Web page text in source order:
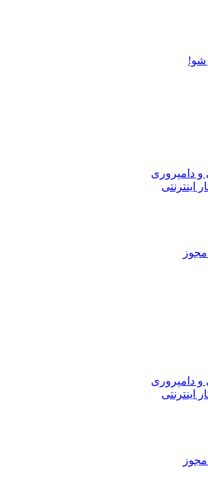
دامپروری
اينترنتی
دامپروری
اينترنتی